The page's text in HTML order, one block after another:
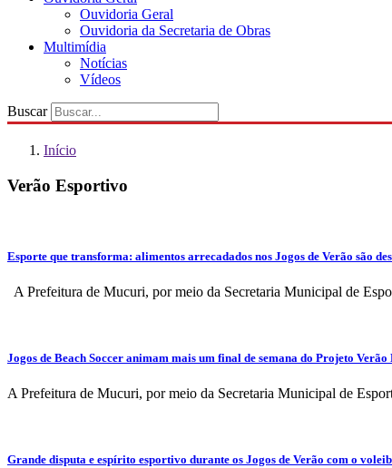
Ouvidoria Geral
Ouvidoria da Secretaria de Obras
Multimídia
Notícias
Vídeos
Buscar
Início
Verão Esportivo
Esporte que transforma: alimentos arrecadados nos Jogos de Verão são
A Prefeitura de Mucuri, por meio da Secretaria Municipal de
Jogos de Beach Soccer animam mais um final de semana do Projeto
A Prefeitura de Mucuri, por meio da Secretaria Municipal de
Grande disputa e espírito esportivo durante os Jogos de Verão com o